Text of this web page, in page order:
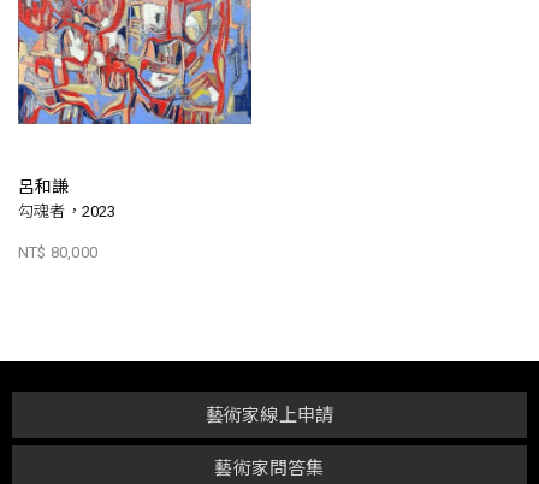
呂和謙
勾魂者，2023
NT$ 80,000
藝術家問答集
藝術家線上申請